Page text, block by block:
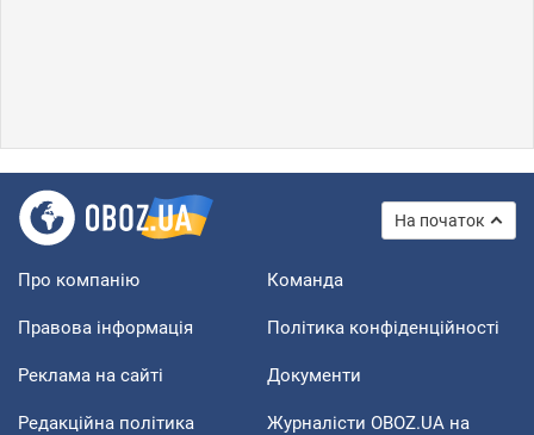
На початок
Про компанію Команда
Правова інформація Політика конфіденційності
Реклама на сайті Документи
Редакційна політика
Журналісти OBOZ.UA на